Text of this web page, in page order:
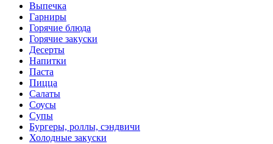
Выпечка
Гарниры
Горячие блюда
Горячие закуски
Десерты
Напитки
Паста
Пицца
Салаты
Соусы
Супы
Бургеры, роллы, сэндвичи
Холодные закуски